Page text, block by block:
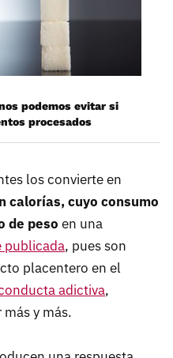
podemos evitar si
procesados
los convierte en
calorías, cuyo consumo
de peso en una
publicada, pues son
placentero en el
adictiva,
y más.